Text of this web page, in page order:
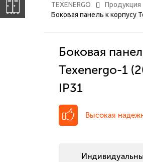
TEXENERGO Продукция
Боковая панель к корпусу
Боковая
Texenergo-1
IP31
Высокая
Индивидуальные